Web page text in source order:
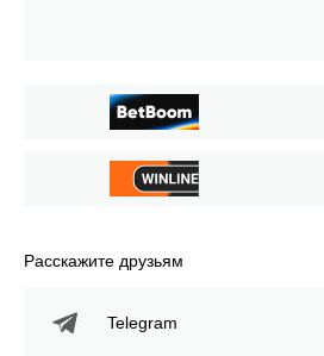
Расскажите друзьям
Telegram